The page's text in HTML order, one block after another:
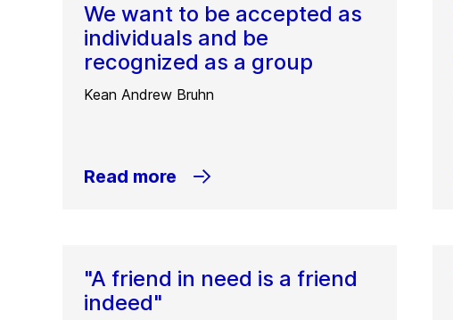
We want to be accepted as
individuals and be
recognized as a group
Kean Andrew Bruhn
Read more
"A friend in need is a friend
indeed"